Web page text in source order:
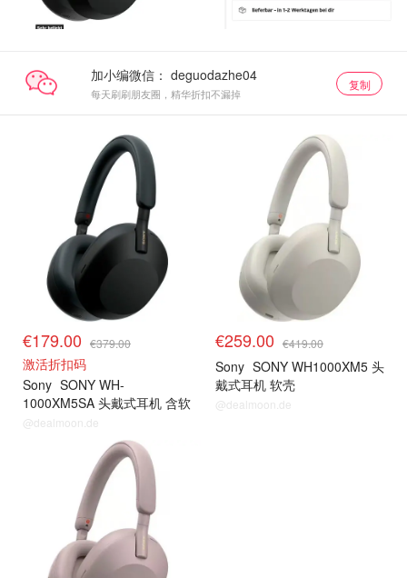
加小编微信：
每天刷刷朋友圈，精华折扣不漏掉
复制
€179.00 €379.00
激活折扣码
Sony SONY WH-
1000XM5SA 头戴式耳机 含软
包
@dealmoon.de
€259.00 €419.00
Sony SONY WH1000XM5 头
戴式耳机 软壳
@dealmoon.de